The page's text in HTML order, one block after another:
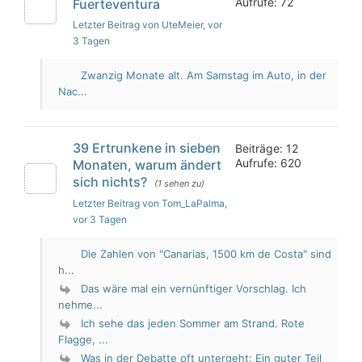
Fuerteventura
Letzter Beitrag von UteMeier, vor
3 Tagen
Zwanzig Monate alt. Am Samstag im Auto, in der
Nac...
39 Ertrunkene in sieben
Monaten, warum ändert
sich nichts?
(1 sehen zu)
Letzter Beitrag von Tom_LaPalma,
vor 3 Tagen
Beiträge: 12
Aufrufe: 620
Die Zahlen von "Canarias, 1500 km de Costa" sind
h...
Das wäre mal ein vernünftiger Vorschlag. Ich
nehme...
Ich sehe das jeden Sommer am Strand. Rote
Flagge, ...
Was in der Debatte oft untergeht: Ein guter Teil